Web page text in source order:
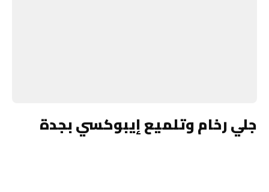
جلي رخام وتلميع إيبوكسي بجدة